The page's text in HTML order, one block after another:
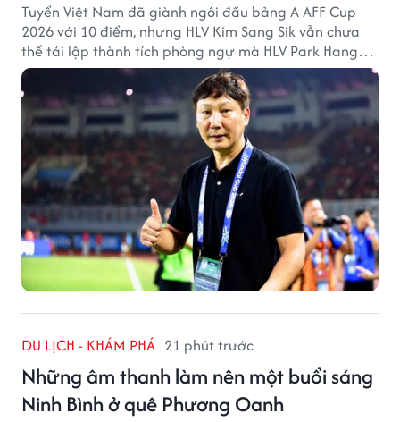
Tuyển Việt Nam đã giành ngôi đầu bảng A AFF Cup
2026 với 10 điểm, nhưng HLV Kim Sang Sik vẫn chưa
thể tái lập thành tích phòng ngự mà HLV Park Hang
Seo từng tạo ra.
DU LỊCH - KHÁM PHÁ 21 phút trước
Những âm thanh làm nên một buổi sáng
Ninh Bình ở quê Phương Oanh